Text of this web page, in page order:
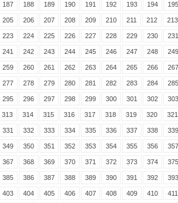
187 188 189 190 191 192 193 194 195
205 206 207 208 209 210 211 212 213
223 224 225 226 227 228 229 230 231
241 242 243 244 245 246 247 248 249
259 260 261 262 263 264 265 266 267
277 278 279 280 281 282 283 284 285
295 296 297 298 299 300 301 302 303
313 314 315 316 317 318 319 320 321
331 332 333 334 335 336 337 338 339
349 350 351 352 353 354 355 356 357
367 368 369 370 371 372 373 374 375
385 386 387 388 389 390 391 392 393
403 404 405 406 407 408 409 410 411